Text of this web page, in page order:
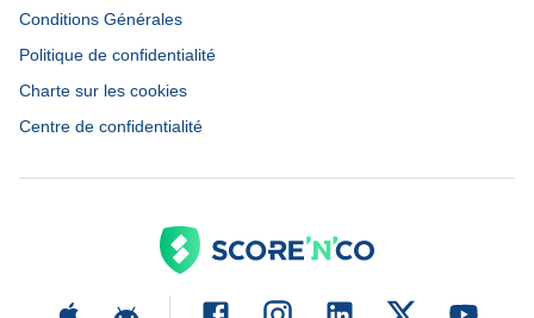
Conditions Générales
Politique de confidentialité
Charte sur les cookies
Centre de confidentialité